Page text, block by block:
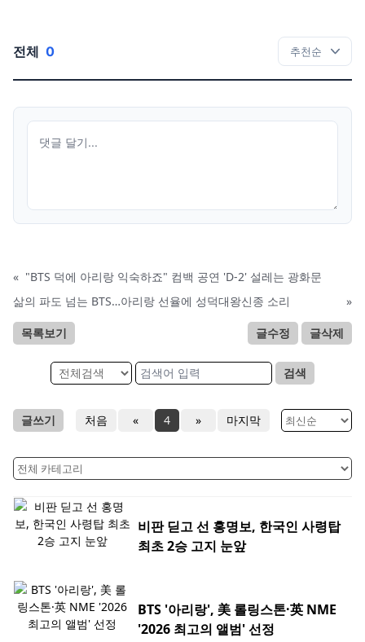
전체 0
« "BTS 덕에 아리랑 익숙하죠" 컴백 공연 'D-2' 설레는 광화문
삶의 파도 넘는 BTS…아리랑 선율에 성덕대왕신종 소리
»
목록보기 글수정 글삭제
검색
글쓰기 처음 « 4 » 마지막
비판 딛고 선 홍명보, 한국인 사령탑
최초 2승 고지 눈앞
BTS '아리랑', 美 롤링스톤·英 NME
'2026 최고의 앨범' 선정